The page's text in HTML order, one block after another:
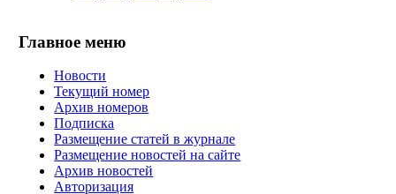
Главное меню
Новости
Текущий номер
Архив номеров
Подписка
Размещение статей в журнале
Размещение новостей на сайте
Архив новостей
Авторизация